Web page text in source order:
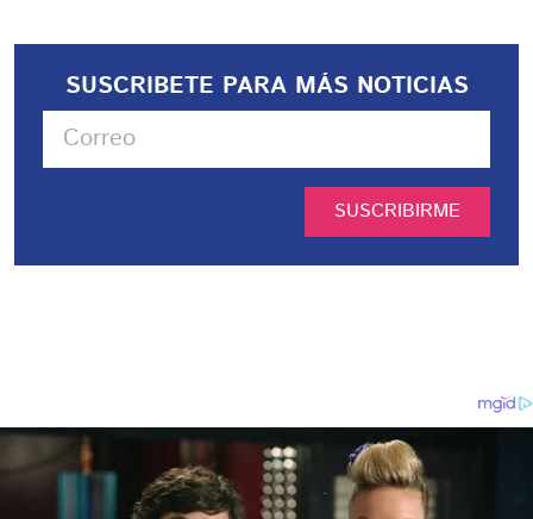
SUSCRIBETE PARA MÁS NOTICIAS
SUSCRIBIRME